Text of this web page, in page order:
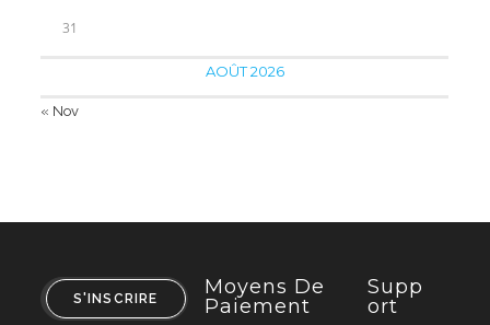
AOÛT 2026
31
« Nov
S'INSCRIRE
Moyens De
Paiement
Supp
Ort